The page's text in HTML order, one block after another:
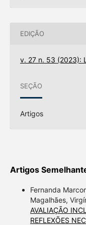
EDIÇÃO
v. 27 n. 53 (2023):
SEÇÃO
Artigos
Artigos
Fernanda
Magalhães,
AVALIAÇÃO
REFLEXÕES